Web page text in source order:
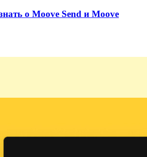
о Moove Send и Moove